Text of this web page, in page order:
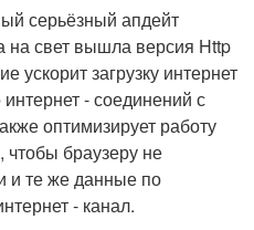
серьёзный апдейт
на свет вышла версия Http
ускорит загрузку интернет
- соединений с
оптимизирует работу
браузеру не
и те же данные по
- канал.